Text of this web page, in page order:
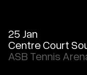
25 Jan
Centre Court
ASB Tennis